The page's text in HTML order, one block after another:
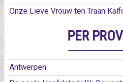
Onze Lieve Vrouw ten Traan
PER
Antwerpen